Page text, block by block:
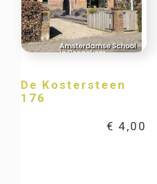
De Kostersteen
176
€ 4,00